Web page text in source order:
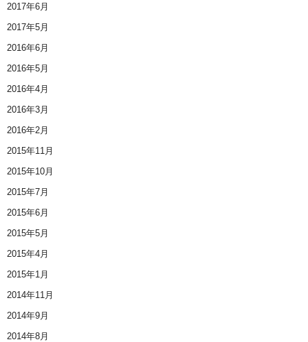
2017年6月
2017年5月
2016年6月
2016年5月
2016年4月
2016年3月
2016年2月
2015年11月
2015年10月
2015年7月
2015年6月
2015年5月
2015年4月
2015年1月
2014年11月
2014年9月
2014年8月